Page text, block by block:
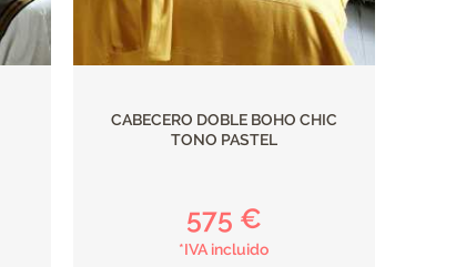
CABECERO DOBLE BOHO CHIC
TONO PASTEL
575 €
*IVA incluido